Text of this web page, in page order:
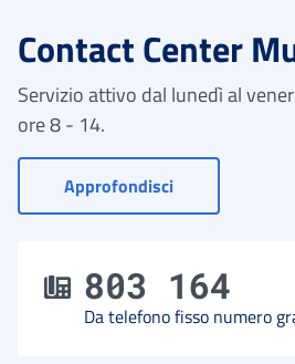
Contact Center
Servizio attivo dal lunedì al
ore 8 - 14.
Approfondisci- Vai a Contact
803 164
Da telefono fisso numero